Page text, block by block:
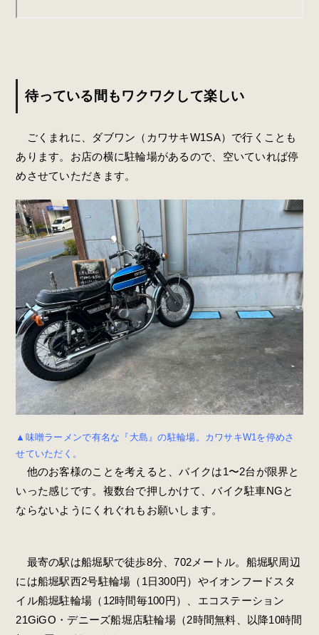
待っている間もワクワクして楽しい
ごくまれに、ダブワン（カワサキW1SA）で行くことも
あります。お店の横に駐輪場があるので、空いていれば停
めさせていただきます。
▲味噌ラーメンで有名な『大島』の駐輪場。カワサキW1を停めさ
せていただく。
他のお客様のことを考えると、バイクは1〜2台が限界と
いった感じです。複数台で押しかけて、バイク駐車NGと
ならないようにくれぐれもお願いします。
最寄の駅は船堀駅で徒歩8分、702メートル。船堀駅周辺
には船堀駅西2号駐輪場（1日300円）やイオンフードスタ
イル船堀駐輪場（12時間毎100円）、エコステーション
21GiGO・デニーズ船堀店駐輪場（2時間無料、以降10時間